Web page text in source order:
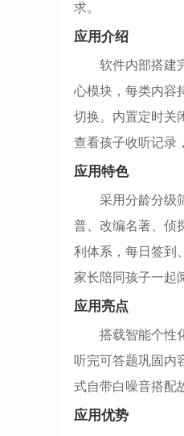
求。
应用介绍
软件内部搭建
心模块，每类内容
切换。内置定时关
查看孩子收听记录
应用特色
采用分龄分级
普、改编名著、侦
利体系，每日签到
家长陪同孩子一起
应用亮点
搭载智能个性
听完可答题巩固内
式自带白噪音搭配
应用优势